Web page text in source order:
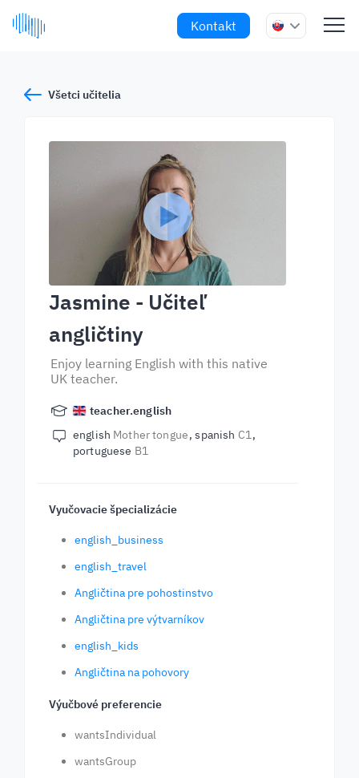
Kontakt
Všetci učitelia
Jasmine - Učiteľ
angličtiny
Enjoy learning English with this native
UK teacher.
teacher.english
english Mother tongue spanish C1
portuguese B1
Vyučovacie špecializácie
english_business
english_travel
Angličtina pre pohostinstvo
Angličtina pre výtvarníkov
english_kids
Angličtina na pohovory
Výučbové preferencie
wantsIndividual
wantsGroup